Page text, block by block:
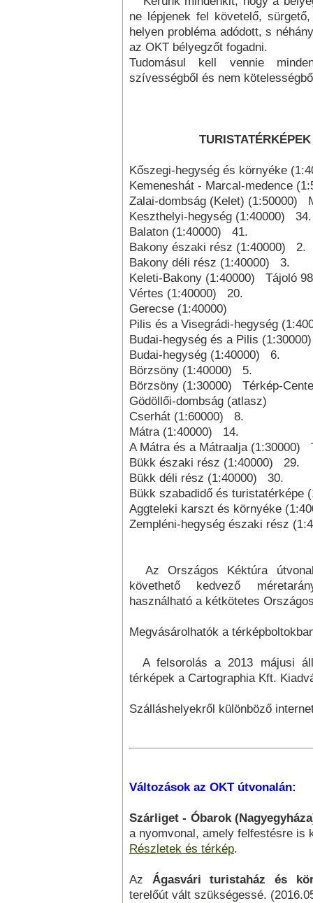
ne lépjenek fel követelő,
helyen probléma adódott, s
az OKT bélyegzőt fogadni.
Tudomásul kell vennie
szívességből és nem
Kőszegi-hegység és környéke
Kemeneshát - Marcal-medence
Zalai-dombság (Kelet) (1:50000)
Keszthelyi-hegység (1:40000) 34.
Balaton (1:40000) 41.
Bakony északi rész (1:40000) 2.
Bakony déli rész (1:40000) 3.
Keleti-Bakony (1:40000) Tájoló
Vértes (1:40000) 20.
Gerecse (1:40000)
Pilis és a Visegrádi-hegység
Budai-hegység és a Pilis
Budai-hegység (1:40000) 6.
Börzsöny (1:40000) 5.
Börzsöny (1:30000) Térkép-
Gödöllői-dombság (atlasz)
Cserhát (1:60000) 8.
Mátra (1:40000) 14.
A Mátra és a Mátraalja (1:30000)
Bükk északi rész (1:40000) 29.
Bükk déli rész (1:40000) 30.
Bükk szabadidő és turistatérképe
Aggteleki karszt és környéke
Zempléni-hegység északi rész
Az Országos Kéktúra
követhető ked­vező
használható a kétkötetes
Megvásárolhatók a
A felsorolás a 2013 májusi
térképek a Cartographia Kft.
Szálláshelyekről különböző
Változások az OKT útvonalán:
Szárliget - Óbarok
a nyomvonal, amely felfestésre is
Részletek és térkép.
Az Ágasvári turistaház és
terelőút vált szükségessé.